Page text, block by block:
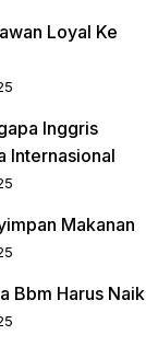
Loyal Ke
Inggris
Internasional
Makanan
Bbm Harus Naik